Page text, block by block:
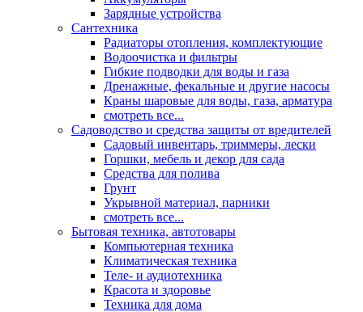
Зарядные устройства
Сантехника
Радиаторы отопления, комплектующие
Водоочистка и фильтры
Гибкие подводки для воды и газа
Дренажные, фекальные и другие насосы
Краны шаровые для воды, газа, арматура
смотреть все...
Садоводство и средства защиты от вредителей
Садовый инвентарь, триммеры, лески
Горшки, мебель и декор для сада
Средства для полива
Грунт
Укрывной материал, парники
смотреть все...
Бытовая техника, автотовары
Компьютерная техника
Климатическая техника
Теле- и аудиотехника
Красота и здоровье
Техника для дома